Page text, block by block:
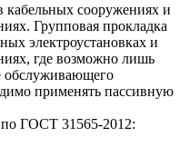
сооружениях и
Групповая прокладка
электроустановках и
где возможно лишь
обслуживающего
применять пассивную
ГОСТ 31565-2012: